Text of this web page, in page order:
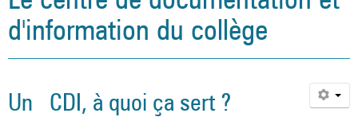
d'information du collège
Un CDI, à quoi ça sert ?